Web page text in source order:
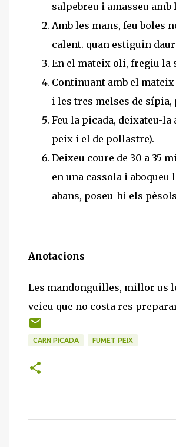
salpebreu i amasseu
Amb les mans, feu boles
calent. quan estiguin
En el mateix oli, fregiu la
Continuant amb el
i les tres melses de
Feu la picada, deixateu-
peix i el de pollastre).
Deixeu coure de 30 a 35
en una cassola i aboqueu
abans, poseu-hi els
Anotacions
Les mandonguilles, millor us
veieu que no costa res
CARN PICADA FUMET PEIX